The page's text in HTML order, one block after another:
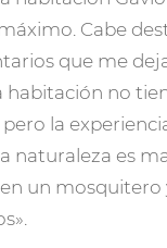
Cabe
que me
habitación no
la
naturaleza es
un